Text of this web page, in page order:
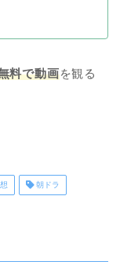
料で動画を観る
朝ドラ